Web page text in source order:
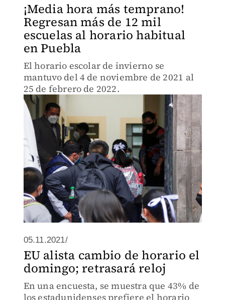
¡Media hora más temprano!
Regresan más de 12 mil
escuelas al horario habitual
en Puebla
El horario escolar de invierno se
mantuvo del 4 de noviembre de 2021 al
25 de febrero de 2022.
05.11.2021/
EU alista cambio de horario el
domingo; retrasará reloj
En una encuesta, se muestra que 43% de
los estadunidenses prefiere el horario